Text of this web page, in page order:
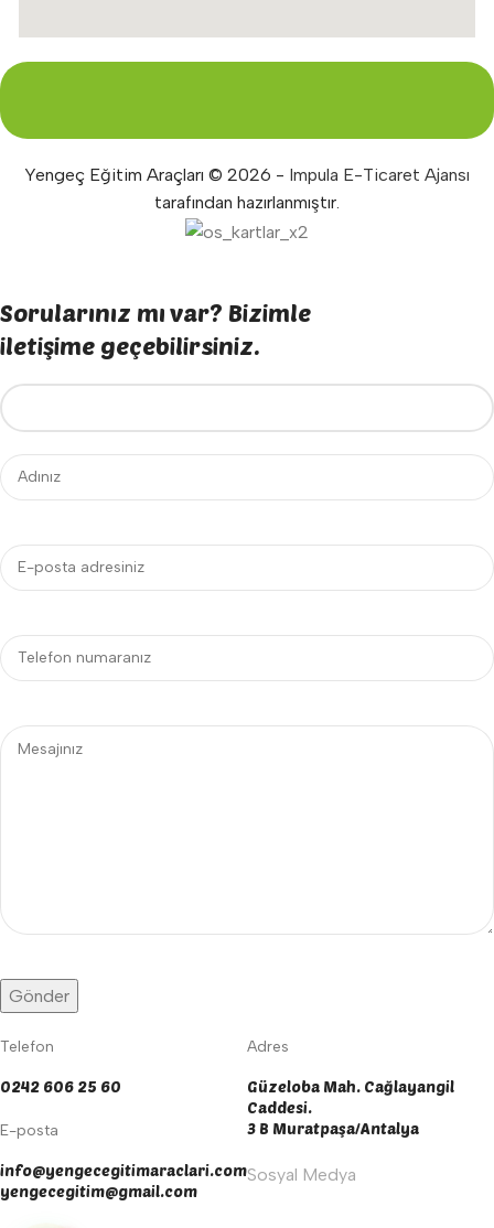
Yengeç Eğitim Araçları © 2026 - Impula E-Ticaret Ajansı
tarafından hazırlanmıştır.
Sorularınız mı var? Bizimle
iletişime geçebilirsiniz.
Telefon
0242 606 25 60
E-posta
info@yengecegitimaraclari.com
yengecegitim@gmail.com
Adres
Güzeloba Mah. Cağlayangil
Caddesi.
3 B Muratpaşa/Antalya
Sosyal Medya